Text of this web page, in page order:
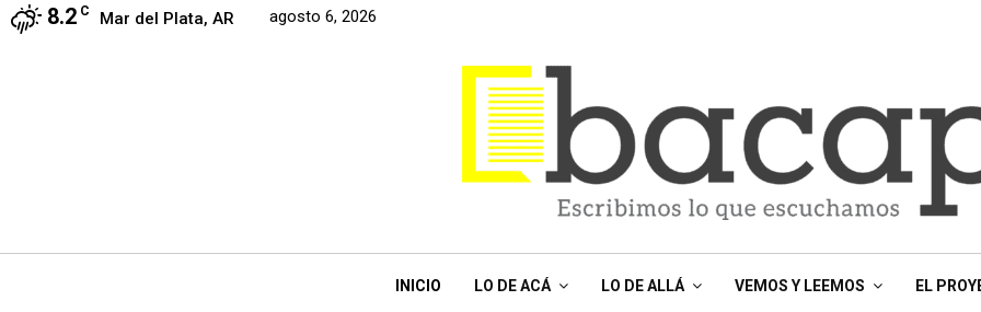
8.2 C Mar del Plata, AR agosto 6, 2026
INICIO LO DE ACÁ LO DE ALLÁ VEMOS Y LEEMOS EL